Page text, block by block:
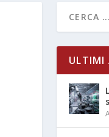
ULTIMI